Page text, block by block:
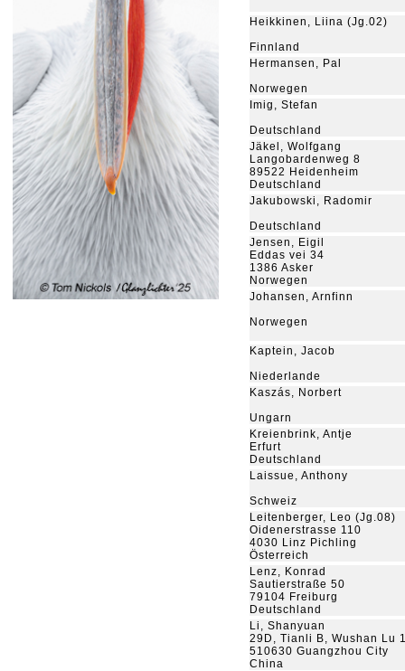
Heikkinen, Liina (Jg.02)
Finnland
Hermansen, Pal
Norwegen
Imig, Stefan
Deutschland
Jäkel, Wolfgang
Langobardenweg 8
89522 Heidenheim
Deutschland
Jakubowski, Radomir
Deutschland
Jensen, Eigil
Eddas vei 34
1386 Asker
Norwegen
Johansen, Arnfinn
Norwegen
Kaptein, Jacob
Niederlande
Kaszás, Norbert
Ungarn
Kreienbrink, Antje
Erfurt
Deutschland
Laissue, Anthony
Schweiz
Leitenberger, Leo (Jg.08)
Oidenerstrasse 110
4030 Linz Pichling
Österreich
Lenz, Konrad
Sautierstraße 50
79104 Freiburg
Deutschland
Li, Shanyuan
29D, Tianli B, Wushan Lu
510630 Guangzhou City
China